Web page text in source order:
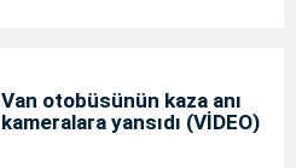
Van otobüsünün kaza anı
kameralara yansıdı (VİDEO)